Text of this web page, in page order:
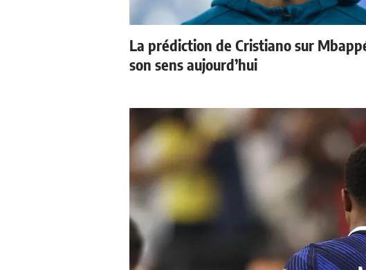
La prédiction de Cristiano sur
son sens aujourd’hui